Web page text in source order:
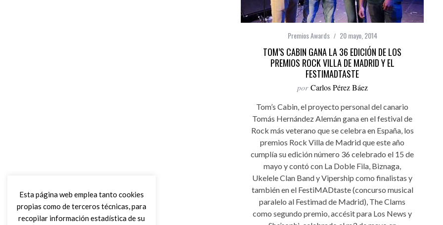
Premios Awards 20 mayo, 2014
TOM’S CABIN GANA LA 36 EDICIÓN DE LOS
PREMIOS ROCK VILLA DE MADRID Y EL
FESTIMADTASTE
por Carlos Pérez Báez
Tom’s Cabin, el proyecto personal del canario
Tomás Hernández Alemán gana en el festival de
Rock más veterano que se celebra en España, los
premios Rock Villa de Madrid que este año
cumplía su edición número 36 celebrado el 15 de
mayo y contó con La Doble Fila, Biznaga,
Ukelele Clan Band y Vipership como finalistas y
también en el FestiMADtaste (concurso musical
paralelo al Festimad de Madrid), The Clams
como segundo premio, accésit para Los News y
Esta página web emplea tanto cookies
propias como de terceros técnicas, para
recopilar información estadística de su